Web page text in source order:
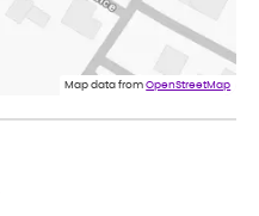
žádný problém. Jen jsem byla
která nebyla v nejlepší kondici a i
Map data fromOpenStreetMap